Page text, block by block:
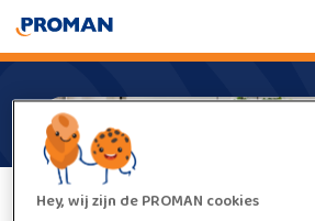
Hey, wij zijn de PROMAN cookies